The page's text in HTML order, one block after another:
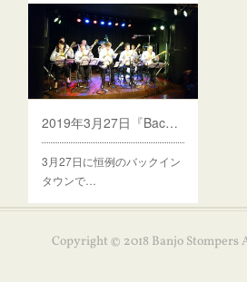
2019年3月27日『Back In Town』LIVE開催
3月27日に恒例のバックイン
タウンで…
Copyright © 2018 Banjo Stompers